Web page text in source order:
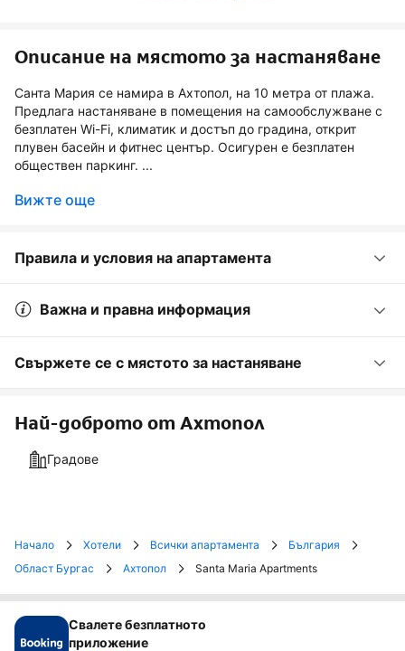
Описание на мястото за настаняване
Санта Мария се намира в Ахтопол, на 10 метра от плажа.
Предлага настаняване в помещения на самообслужване с
безплатен Wi-Fi, климатик и достъп до градина, открит
плувен басейн и фитнес център. Осигурен е безплатен
обществен паркинг. ...
Вижте още
Правила и условия на апартамента
Важна и правна информация
Свържете се с мястото за настаняване
Най-доброто от Ахтопол
Градове
Начало Хотели Всички апартамента
България
Област Бургас
Ахтопол Santa Maria Apartments
Свалете безплатното
приложение